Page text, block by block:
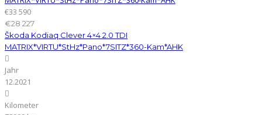
€33 590
€28 227
Škoda Kodiaq Clever 4×4 2.0 TDI
MATRIX*VIRTU*StHz*Pano*7SITZ*360-Kam*AHK
Jahr
12.2021
Kilometer